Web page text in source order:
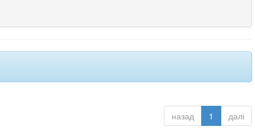
назад 1 далі